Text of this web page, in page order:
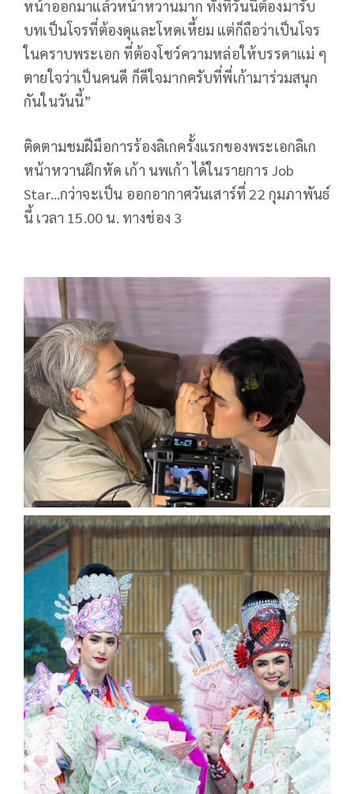
หน้าออกมาแล้วหน้าหวานมาก ทั้งที่วันนี้ต้องมารับ
บทเป็นโจรที่ต้องดุและโหดเหี้ยม แต่ก็ถือว่าเป็นโจร
ในคราบพระเอก ที่ต้องโชว์ความหล่อให้บรรดาแม่ ๆ
ตายใจว่าเป็นคนดี ก็ดีใจมากครับที่พี่เก้ามาร่วมสนุก
กันในวันนี้”
ติดตามชมฝีมือการร้องลิเกครั้งแรกของพระเอกลิเก
หน้าหวานฝึกหัด เก้า นพเก้า ได้ในรายการ Job
Star…กว่าจะเป็น ออกอากาศวันเสาร์ที่ 22 กุมภาพันธ์
นี้ เวลา 15.00 น. ทางช่อง 3